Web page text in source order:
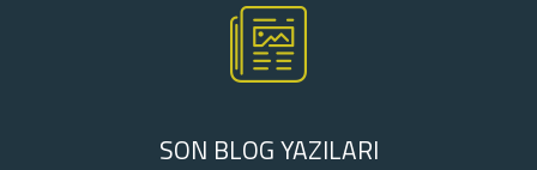
SON BLOG YAZILARI